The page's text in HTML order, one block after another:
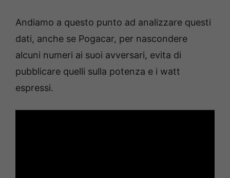
Andiamo a questo punto ad analizzare questi
dati, anche se Pogacar, per nascondere
alcuni numeri ai suoi avversari, evita di
pubblicare quelli sulla potenza e i watt
espressi.